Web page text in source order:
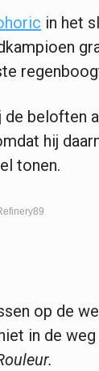
in het
beloften
hij
tonen.
op de
in de